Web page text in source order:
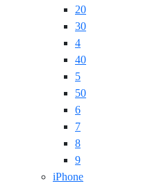
20
30
4
40
5
50
6
7
8
9
iPhone